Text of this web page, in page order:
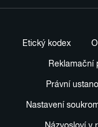
Etický kodex
Reklamační
Právní
Nastavení